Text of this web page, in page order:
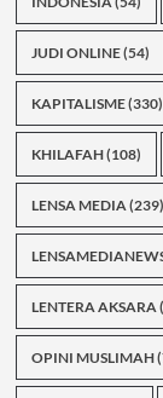
JUDI ONLINE(54)
KAPITALISME(330)
KHILAFAH(108)
LENSA MEDIA(239)
LENTERA AKSARA
OPINI MUSLIMAH